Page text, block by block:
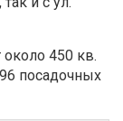
450 кв.
посадочных